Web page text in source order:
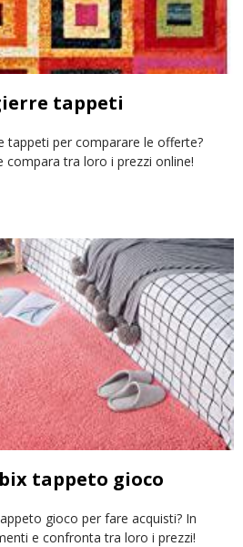
tappeti
tappeti per comparare le offerte?
compara tra loro i prezzi online!
tappeto gioco
gioco per fare acquisti? In
e confronta tra loro i prezzi!